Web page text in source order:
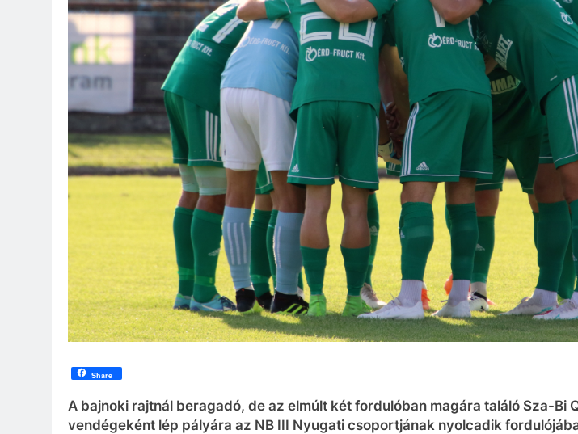
Share
A bajnoki rajtnál beragadó, de az elmúlt két fordulóban magára találó Sza-Bi
vendégeként lép pályára az NB III Nyugati csoportjának nyolcadik